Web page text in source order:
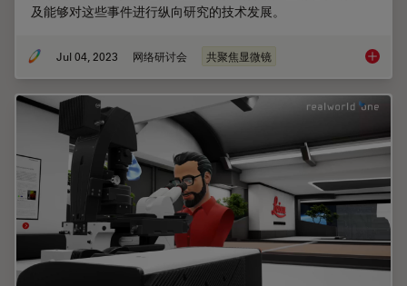
及能够对这些事件进行纵向研究的技术发展。
Jul 04, 2023 网络研讨会 共聚焦显微镜 神经血